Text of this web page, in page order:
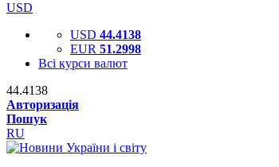
USD
USD 44.4138
EUR 51.2998
Всі курси валют
44.4138
Авторизація
Пошук
RU